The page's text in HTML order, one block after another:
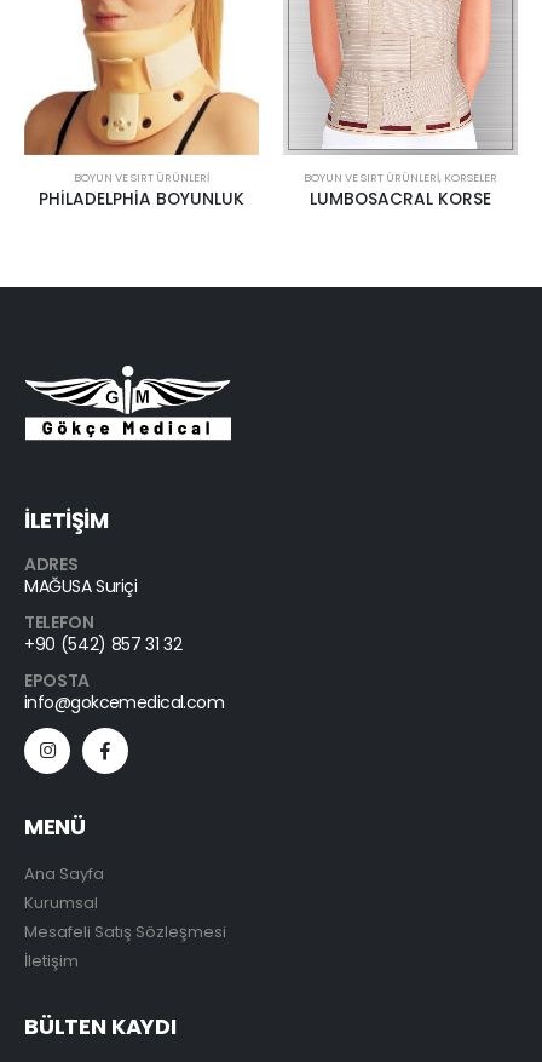
BOYUN VE SIRT ÜRÜNLERI
PHİLADELPHİA BOYUNLUK
BOYUN VE SIRT ÜRÜNLERI, KORSELER
LUMBOSACRAL KORSE
İLETİŞİM
ADRES
MAĞUSA Suriçi
TELEFON
+90 (542) 857 31 32
EPOSTA
info@gokcemedical.com
MENÜ
Ana Sayfa
Kurumsal
Mesafeli Satış Sözleşmesi
İletişim
BÜLTEN KAYDI